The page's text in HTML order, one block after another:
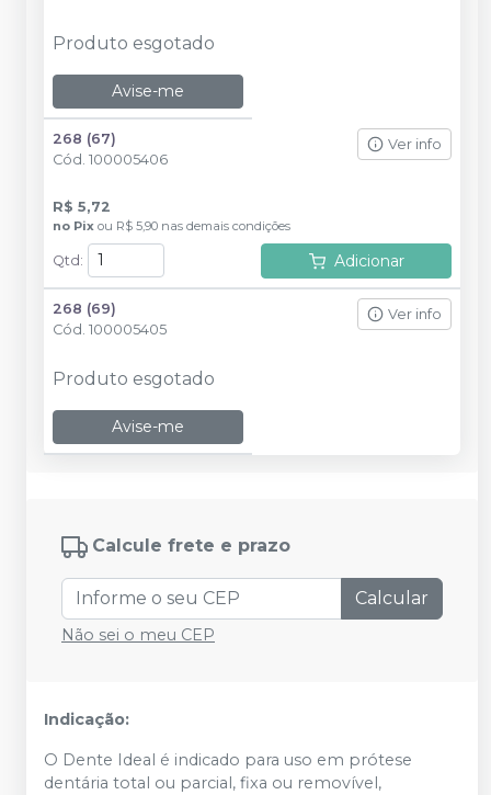
Produto esgotado
Avise-me
268 (67)
Cód. 100005406
Ver info
R$ 5,72
no Pix ou R$ 5,90 nas demais condições
Qtd : Adicionar
268 (69)
Cód. 100005405
Ver info
Produto esgotado
Avise-me
Calcule frete e prazo
Calcular
Não sei o meu CEP
Indicação:
O Dente Ideal é indicado para uso em prótese
dentária total ou parcial, fixa ou removível,